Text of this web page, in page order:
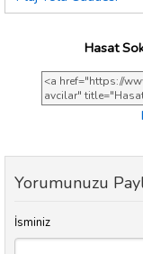
Hasat
Yorumunuzu
İsminiz